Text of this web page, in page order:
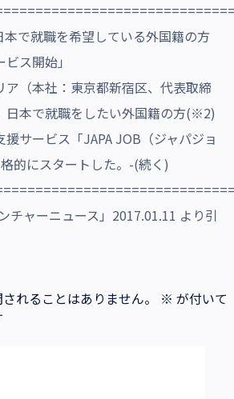
本で就職を希望している外国籍の方
ス開始」
ア（本社：東京都新宿区、代表取締
本で就職をしたい外国籍の方(※2)
サービス「JAPA JOB（ジャパジョ
的にスタートした。-(続く)
チャーニュース」2017.01.11 より引
れることはありません。
※ が付いて